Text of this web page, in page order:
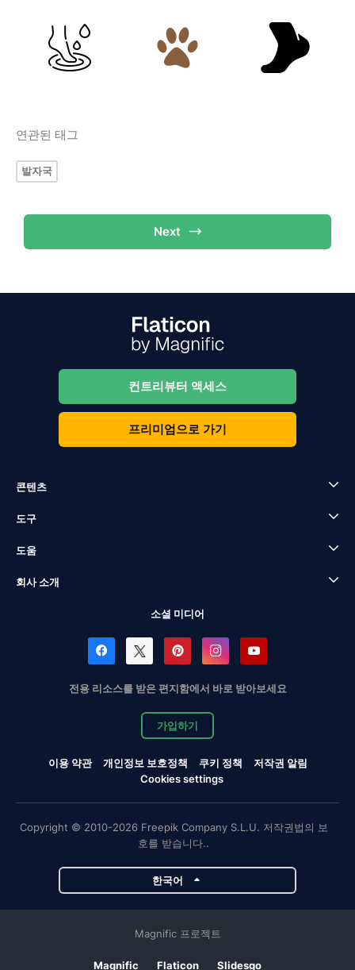
연관된 태그
발자국
Next
컨트리뷰터 액세스
프리미엄으로 가기
콘텐츠
도구
도움
회사 소개
소셜 미디어
전용 리소스를 받은 편지함에서 바로 받아보세요
가입하기
이용 약관 개인정보 보호정책 쿠키 정책
저작권 알림
Cookies settings
Copyright © 2010-2026 Freepik Company S.L.U. 저작권법의 보
호를 받습니다..
한국어
Magnific 프로젝트
Magnific Flaticon Slidesgo